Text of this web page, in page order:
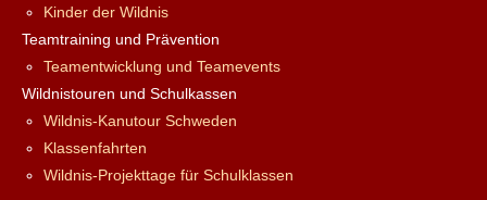
Kinder der Wildnis
Teamtraining und Prävention
Teamentwicklung und Teamevents
Wildnistouren und Schulkassen
Wildnis-Kanutour Schweden
Klassenfahrten
Wildnis-Projekttage für Schulklassen